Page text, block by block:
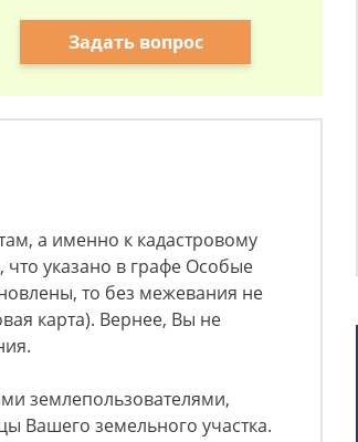
Задать вопрос
а именно к кадастровому
что указано в графе Особые
то без межевания не
карта). Вернее, Вы не
землепользователями,
Вашего земельного участка.